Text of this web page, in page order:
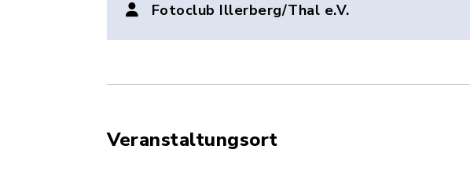
Fotoclub Illerberg/Thal e.V.
Veranstaltungsort